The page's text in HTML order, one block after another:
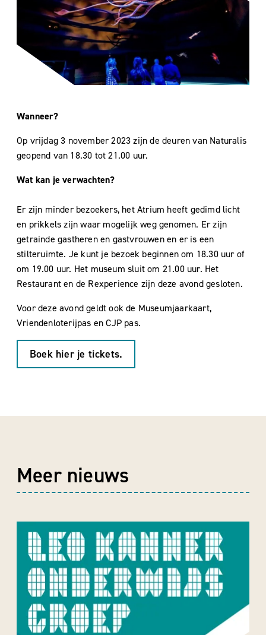
Wanneer?
Op vrijdag 3 november 2023 zijn de deuren van Naturalis
geopend van 18.30 tot 21.00 uur.
Wat kan je verwachten?
Er zijn minder bezoekers, het Atrium heeft gedimd licht
en prikkels zijn waar mogelijk weg genomen. Er zijn
getrainde gastheren en gastvrouwen en er is een
stilteruimte. Je kunt je bezoek beginnen om 18.30 uur of
om 19.00 uur. Het museum sluit om 21.00 uur. Het
Restaurant en de Rexperience zijn deze avond gesloten.
Voor deze avond geldt ook de Museumjaarkaart,
Vriendenloterijpas en CJP pas.
Boek hier je tickets.
Meer nieuws